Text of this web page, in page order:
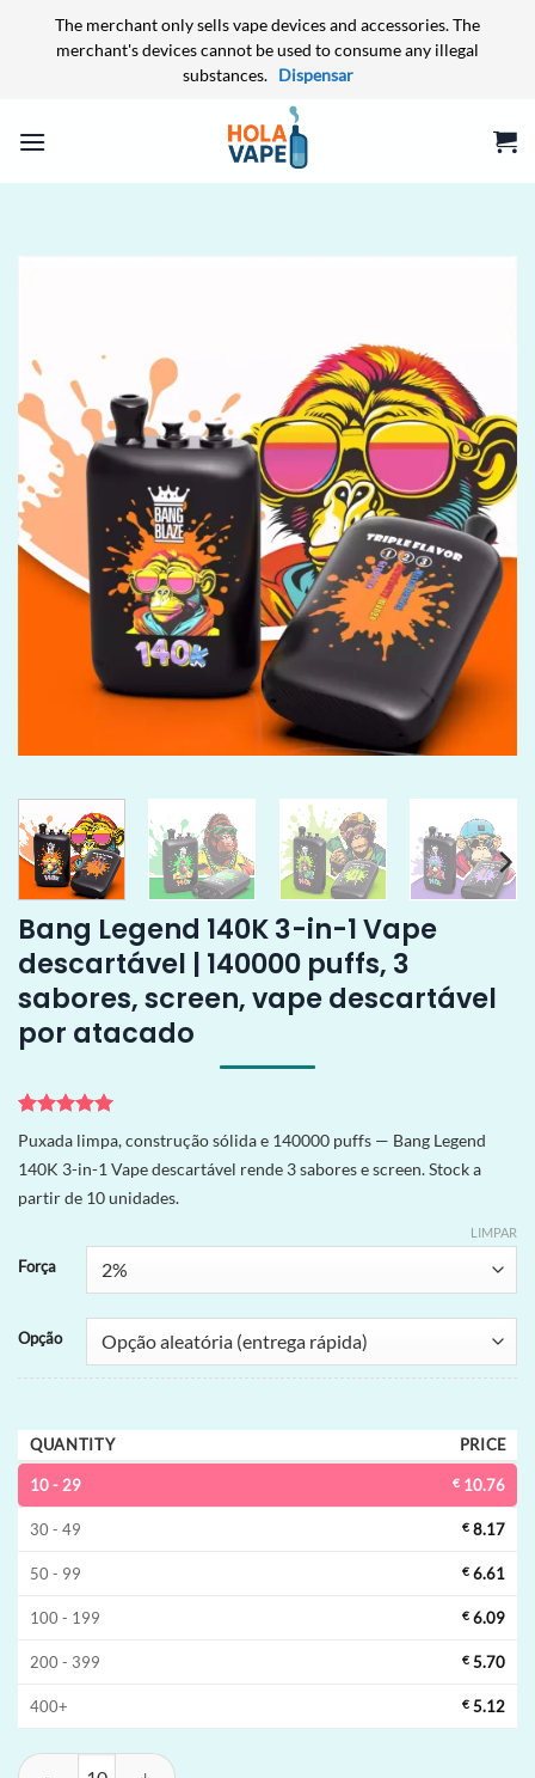
The merchant only sells vape devices and accessories. The
merchant's devices cannot be used to consume any illegal
substances. Dispensar
Bang Legend 140K 3-in-1 Vape
descartável | 140000 puffs, 3
sabores, screen, vape descartável
por atacado
Avaliado
como5de
5, com
baseado em
1
avaliação
Puxada limpa, construção sólida e 140000 puffs — Bang Legend
140K 3-in-1 Vape descartável rende 3 sabores e screen. Stock a
partir de 10 unidades.
Força
Opção
LIMPAR
QUANTITY PRICE
10 - 29 € 10.76
30 - 49 € 8.17
50 - 99 € 6.61
100 - 199 € 6.09
200 - 399 € 5.70
400+ € 5.12
Bang Legend 140K 3-in-1 Vape descartável | 140000 puffs, 3